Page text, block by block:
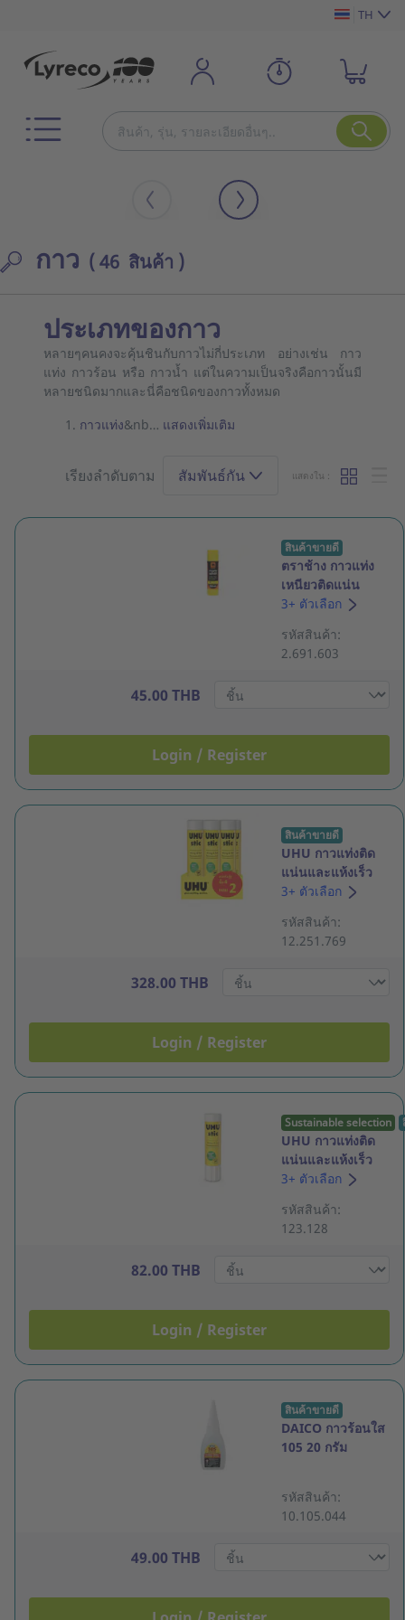
TH
กาว ( 46 สินค้า )
ประเภทของกาว
หลายๆคนคงจะคุ้นชินกับกาวไม่กี่ประเภท อย่างเช่น กาว
แท่ง กาวร้อน หรือ กาวน้ำ แต่ในความเป็นจริงคือกาวนั้นมี
หลายชนิดมากและนี่คือชนิดของกาวทั้งหมด
กาวแท่ง&nb… แสดงเพิ่มเติม
เรียงลำดับตาม สัมพันธ์กัน แสดงใน :
สินค้าขายดี
ตราช้าง กาวแท่ง
เหนียวติดแน่น
STICKO 22 กรัม
3+ ตัวเลือก
รหัสสินค้า:
2.691.603
45.00 THB
Login / Register
สินค้าขายดี
UHU กาวแท่งติด
แน่นและแห้งเร็ว
21 กรัม แพ็ค 4+2
3+ ตัวเลือก
รหัสสินค้า:
12.251.769
328.00 THB
Login / Register
Sustainable selection
UHU กาวแท่งติด
แน่นและแห้งเร็ว
21 กรัม
3+ ตัวเลือก
รหัสสินค้า:
123.128
82.00 THB
Login / Register
สินค้าขายดี
DAICO กาวร้อนใส
105 20 กรัม
รหัสสินค้า:
10.105.044
49.00 THB